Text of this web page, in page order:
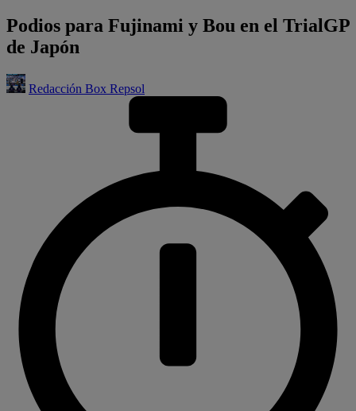
Podios para Fujinami y Bou en el TrialGP
de Japón
Redacción Box Repsol